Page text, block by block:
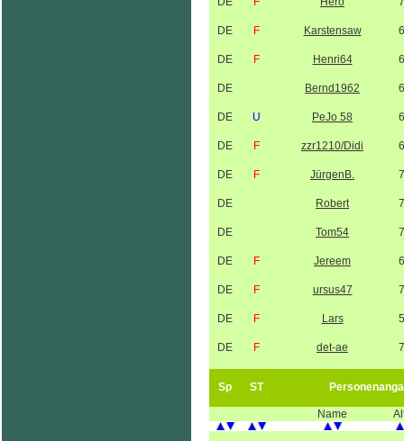
DE F Karstensaw
DE F Henri64
DE Bernd1962
DE U PeJo 58
DE F zzr1210/Didi
DE F JürgenB.
DE Robert
DE Tom54
DE F Jereem
DE F ursus47
DE F Lars
DE F det-ae
Sp ST
Name